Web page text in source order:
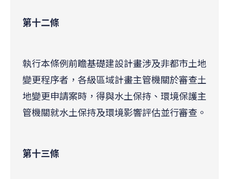
第十二條
執行本條例前瞻基礎建設計畫涉及非都市土地
變更程序者，各級區域計畫主管機關於審查土
地變更申請案時，得與水土保持、環境保護主
管機關就水土保持及環境影響評估並行審查。
第十三條